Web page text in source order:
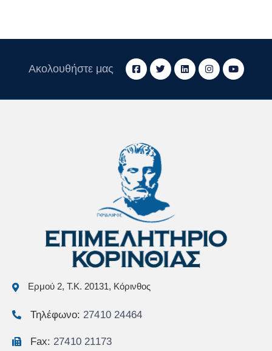
Ακολουθήστε μας
Ερμού 2, Τ.Κ. 20131, Κόρινθος
Τηλέφωνο: 27410 24464
Fax: 27410 21173